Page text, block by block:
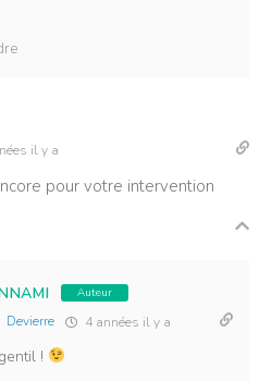
il y a
pour votre intervention
Auteur
Devierre 4 années il y a
!